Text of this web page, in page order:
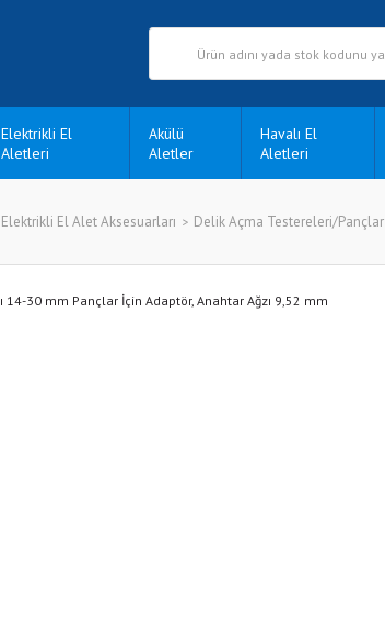
Elektrikli El
Aletleri
Akülü
Aletler
Havalı El
Aletleri
Elektrikli El Alet Aksesuarları Delik Açma Testereleri/Pançlar